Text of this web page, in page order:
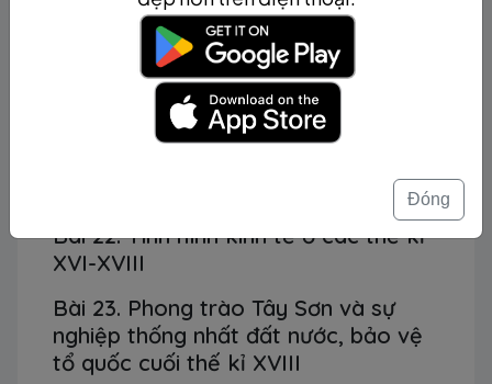
Đề kiểm tra 15 phút - Chương II -
Phần 2 - Lịch sử 10
Chương III. VIỆT NAM TỪ THẾ KỈ XVI
ĐẾN THẾ KỈ XVIII
phong kiến trong các thế kỉ XVI-XVIII
Bài 22. Tình hình kinh tế ở các thế kỉ
XVI-XVIII
Bài 23. Phong trào Tây Sơn và sự
nghiệp thống nhất đất nước, bảo vệ
tổ quốc cuối thế kỉ XVIII
Đóng